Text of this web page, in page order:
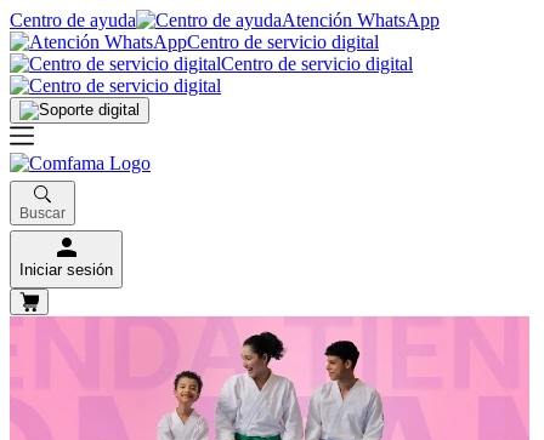
Centro de ayuda
Atención WhatsApp
Centro de servicio digital
Centro de servicio digital
Buscar
Iniciar sesión